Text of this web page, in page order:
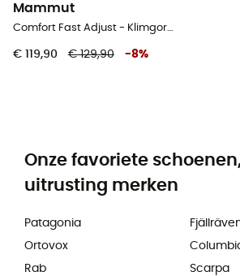
Mammut
Comfort Fast Adjust - Klimgordel - Dames
€ 119,90 € 129,90 -8%
Onze favoriete
uitrusting merken
Patagonia
Ortovox
Rab
Scarpa